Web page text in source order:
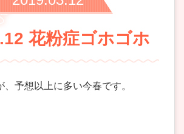
花粉症ゴホゴホ
、予想以上に多い今春です。